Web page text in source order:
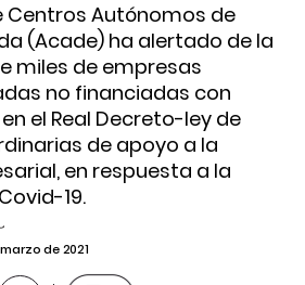
Centros Autónomos de
(Acade) ha alertado de la
miles de empresas
no financiadas con
el Real Decreto-ley de
de apoyo a la
en respuesta a la
19.
de 2021